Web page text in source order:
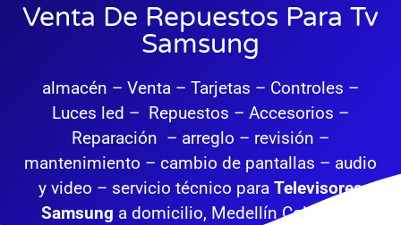
Venta De Repuestos Para Tv
Samsung
almacén – Venta – Tarjetas – Controles –
Luces led – Repuestos – Accesorios –
Reparación – arreglo – revisión –
mantenimiento – cambio de pantallas – audio
y video – servicio técnico para Televisores
Samsung a domicilio, Medellín Colombia